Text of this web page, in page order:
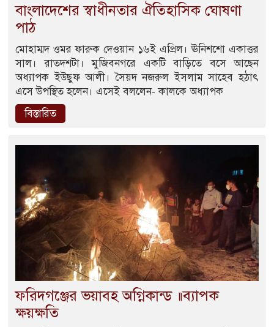
বাংলাদেশের স্বাধীনতার ঐতিহাসিক ঘোষণা
পাঠ
মোহাম্মদ ওমর ফারুক দেওয়ান ১৬ই এপ্রিল। ঊনিশশো একাত্তর
সাল। রাতদশটা। মুজিবনগরে একটি বাড়িতে বসে আছেন
অধ্যাপক ইউছুফ আলী। সৈয়দ নজরুল ইসলাম সাহেব হঠাৎ
এসে উপস্থিত হলেন। এসেই বললেন- কালকে অধ্যাপক
বিস্তারিত
ফরিদগঞ্জের ভয়াবহ অগ্নিকান্ড ॥ব্যাপক
ক্ষয়ক্ষতি